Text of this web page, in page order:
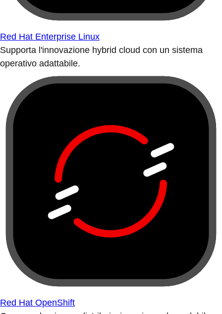
Red Hat Enterprise Linux
Supporta l'innovazione hybrid cloud con un sistema
operativo adattabile.
Red Hat OpenShift